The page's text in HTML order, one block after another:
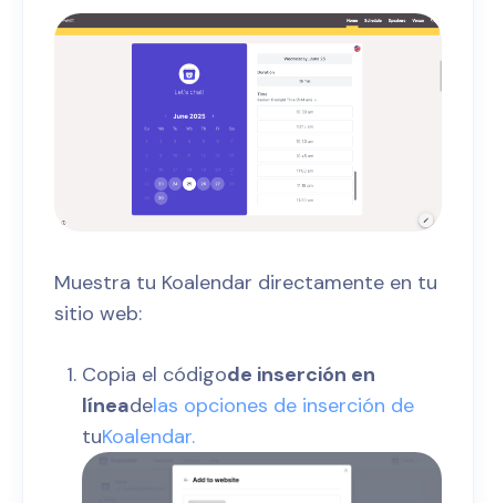
Muestra tu Koalendar directamente en tu
sitio web:
Copia el códigode inserción en
líneadelas opciones de inserción de
tuKoalendar.